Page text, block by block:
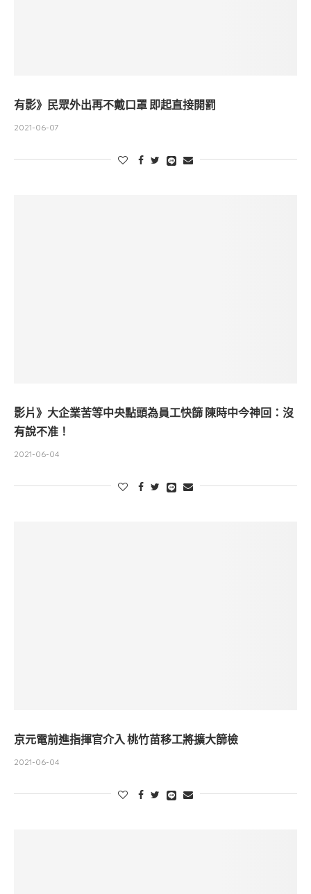
有影》民眾外出再不戴口罩 即起直接開罰
2021-06-07
影片》大企業苦等中央點頭為員工快篩 陳時中今神回：沒
有說不准！
2021-06-04
京元電前進指揮官介入 桃竹苗移工將擴大篩檢
2021-06-04